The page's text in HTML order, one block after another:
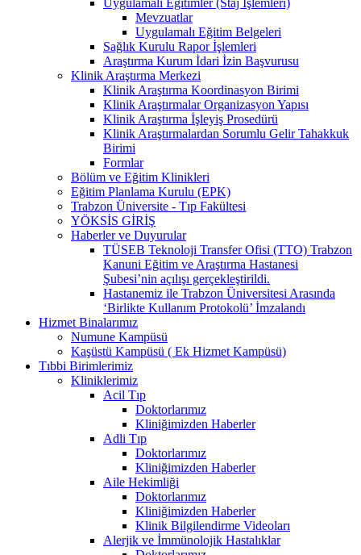
Mevzuatlar
Uygulamalı Eğitim Belgeleri
Sağlık Kurulu Rapor İşlemleri
Araştırma Kurum İdari İzin Başvurusu
Klinik Araştırma Merkezi
Klinik Araştırma Koordinasyon Birimi
Klinik Araştırmalar Organizasyon Yapısı
Klinik Araştırma İşleyiş Prosedürü
Klinik Araştırmalardan Sorumlu Gelir Tahakkuk
Birimi
Formlar
Bölüm ve Eğitim Klinikleri
Eğitim Planlama Kurulu (EPK)
Trabzon Üniversite - Tıp Fakültesi
YÖKSİS GİRİŞ
Haberler ve Duyurular
TÜSEB Teknoloji Transfer Ofisi (TTO) Trabzon
Kanuni Eğitim ve Araştırma Hastanesi
Şubesi’nin açılışı gerçekleştirildi.
Hastanemiz ile Trabzon Üniversitesi Arasında
‘Birlikte Kullanım Protokolü’ İmzalandı
Hizmet Binalarımız
Numune Kampüsü
Kaşüstü Kampüsü ( Ek Hizmet Kampüsü)
Tıbbi Birimlerimiz
Kliniklerimiz
Acil Tıp
Doktorlarımız
Kliniğimizden Haberler
Adli Tıp
Doktorlarımız
Kliniğimizden Haberler
Aile Hekimliği
Doktorlarımız
Kliniğimizden Haberler
Klinik Bilgilendirme Videoları
Alerjik ve İmmünolojik Hastalıklar